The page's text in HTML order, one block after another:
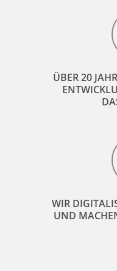
ÜBER 20
WIR
UND